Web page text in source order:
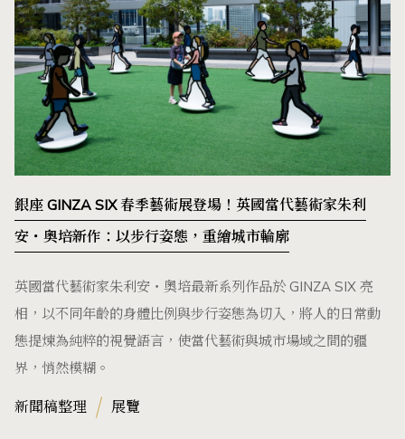
銀座 GINZA SIX 春季藝術展登場！英國當代藝術家朱利
安・奧培新作：以步行姿態，重繪城市輪廓
英國當代藝術家朱利安・奧培最新系列作品於 GINZA SIX 亮
相，以不同年齡的身體比例與步行姿態為切入，將人的日常動
態提煉為純粹的視覺語言，使當代藝術與城市場域之間的疆
界，悄然模糊。
新聞稿整理 展覽